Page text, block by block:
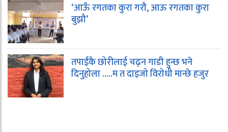
‘आऊँ रगतका कुरा गरौ, आऊ रगतका कुरा
बुझौ’
तपाईंकै छोरीलाई चढ्न गाडी हुन्छ भने
दिनुहोला …..म त दाइजो विरोधी मान्छे हजुर